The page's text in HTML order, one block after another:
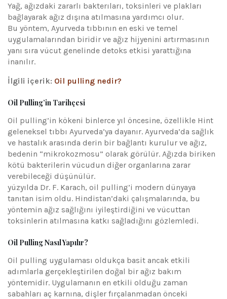
Yağ, ağızdaki zararlı bakterıları, toksinleri ve plakları
bağlayarak ağız dışına atılmasına yardımcı olur.
Bu yöntem, Ayurveda tıbbının en eski ve temel
uygulamalarından biridir ve ağız hijyenini artırmasının
yanı sıra vücut genelinde detoks etkisi yarattığına
inanılır.
İlgili içerik: Oil pulling nedir?
Oil Pulling’in Tarihçesi
Oil pulling’in kökeni binlerce yıl öncesine, özellikle Hint
geleneksel tıbbı Ayurveda’ya dayanır. Ayurveda’da sağlık
ve hastalık arasında derin bir bağlantı kurulur ve ağız,
bedenin “mikrokozmosu” olarak görülür. Ağızda biriken
kötü bakterilerin vücudun diğer organlarına zarar
verebileceği düşünülür.
yüzyılda Dr. F. Karach, oil pulling’i modern dünyaya
tanıtan isim oldu. Hindistan’daki çalışmalarında, bu
yöntemin ağız sağlığını iyileştirdiğini ve vücuttan
toksinlerin atılmasına katkı sağladığını gözlemledi.
Oil Pulling Nasıl Yapılır?
Oil pulling uygulaması oldukça basit ancak etkili
adımlarla gerçekleştirilen doğal bir ağız bakım
yöntemidir. Uygulamanın en etkili olduğu zaman
sabahları aç karnına, dişler fırçalanmadan önceki